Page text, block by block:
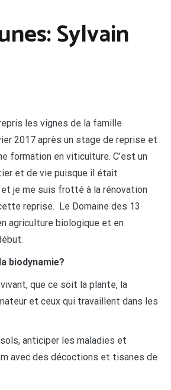
Sylvain
les vignes de la famille
2017 après un stage de reprise et
formation en viticulture. C’est un
et de vie puisque il était
je me suis frotté à la rénovation
reprise. Le Domaine des 13
agriculture biologique et en
biodynamie?
que ce soit la plante, la
et ceux qui travaillent dans les
sols, anticiper les maladies et
avec des décoctions et tisanes de